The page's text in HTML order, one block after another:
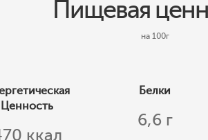
Пищевая
на 100г
Ценность
ккал
Белки
6,6 г